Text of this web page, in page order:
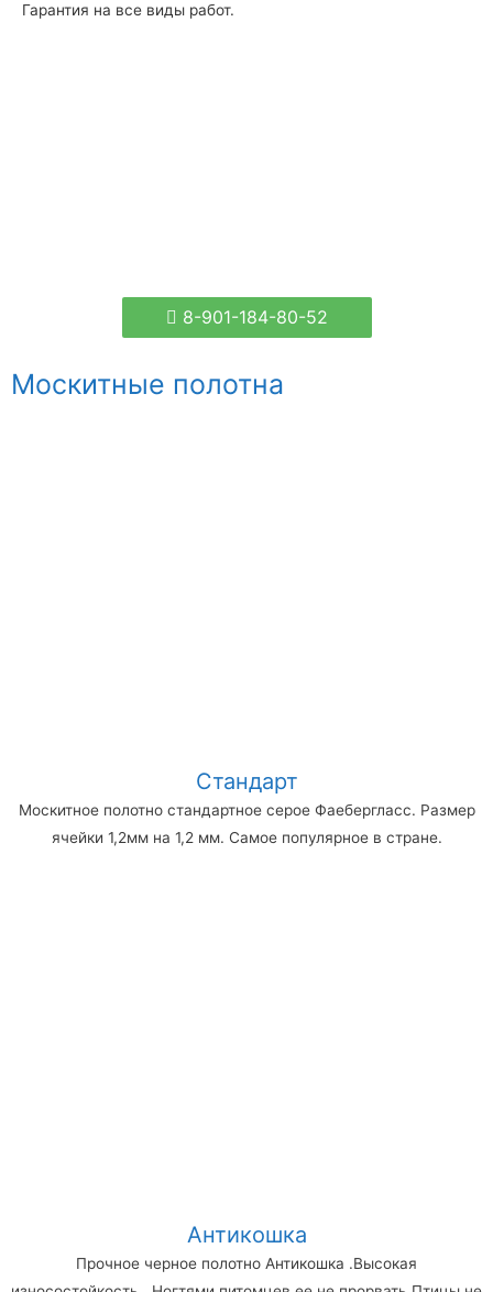
Гарантия на все виды работ.
8-901-184-80-52
Москитные полотна
Стандарт
Москитное полотно стандартное серое Фаебергласс. Размер
ячейки 1,2мм на 1,2 мм. Самое популярное в стране.
Антикошка
Прочное черное полотно Антикошка .Высокая